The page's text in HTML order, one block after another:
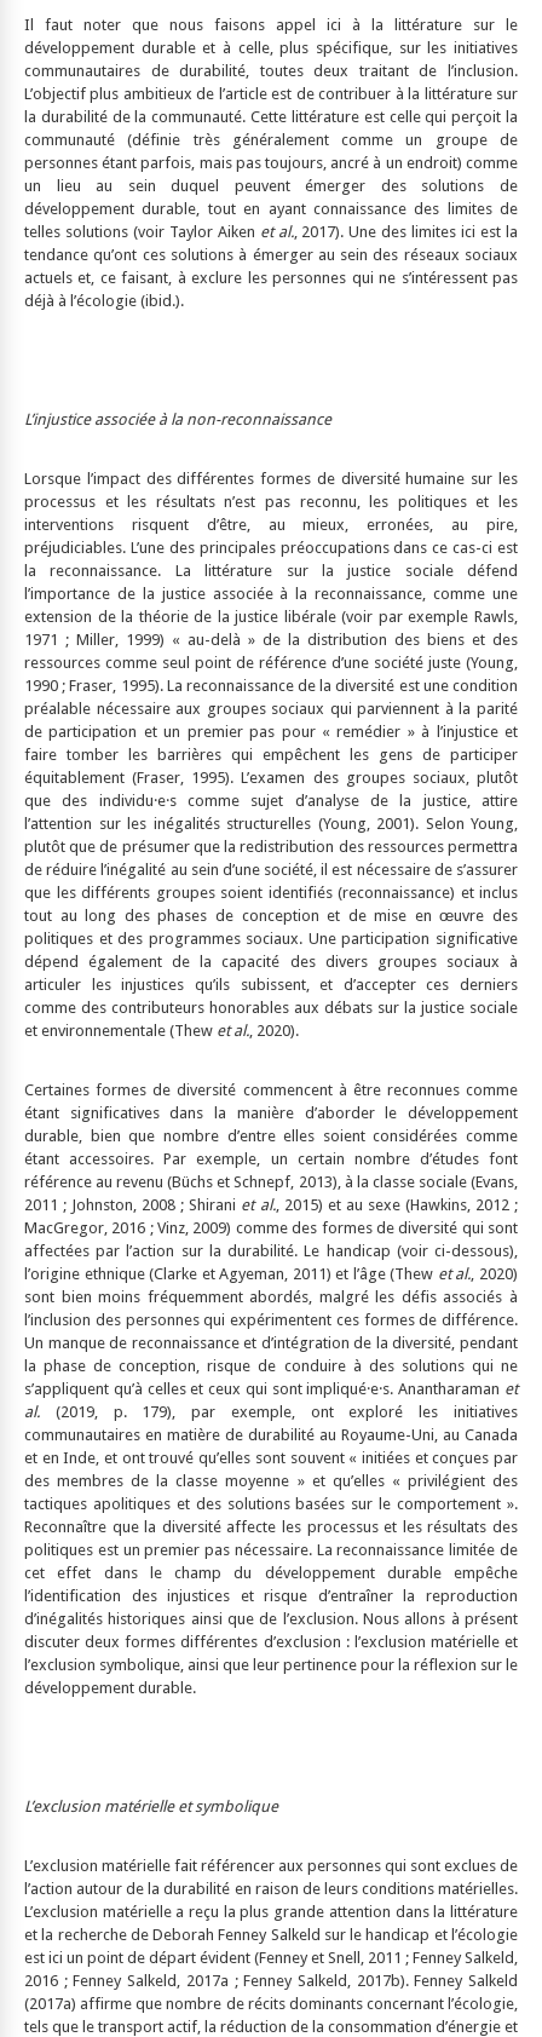
Il faut noter que nous faisons appel ici à la littérature sur le
développement durable et à celle, plus spécifique, sur les initiatives
communautaires de durabilité, toutes deux traitant de l’inclusion.
L’objectif plus ambitieux de l’article est de contribuer à la littérature sur
la durabilité de la communauté. Cette littérature est celle qui perçoit la
communauté (définie très généralement comme un groupe de
personnes étant parfois, mais pas toujours, ancré à un endroit) comme
un lieu au sein duquel peuvent émerger des solutions de
développement durable, tout en ayant connaissance des limites de
telles solutions (voir Taylor Aiken et al., 2017). Une des limites ici est la
tendance qu’ont ces solutions à émerger au sein des réseaux sociaux
actuels et, ce faisant, à exclure les personnes qui ne s’intéressent pas
déjà à l’écologie (ibid.).
L’injustice associée à la non-reconnaissance
Lorsque l’impact des différentes formes de diversité humaine sur les
processus et les résultats n’est pas reconnu, les politiques et les
interventions risquent d’être, au mieux, erronées, au pire,
préjudiciables. L’une des principales préoccupations dans ce cas-ci est
la reconnaissance. La littérature sur la justice sociale défend
l’importance de la justice associée à la reconnaissance, comme une
extension de la théorie de la justice libérale (voir par exemple Rawls,
1971 ; Miller, 1999) « au-delà » de la distribution des biens et des
ressources comme seul point de référence d’une société juste (Young,
1990 ; Fraser, 1995). La reconnaissance de la diversité est une condition
préalable nécessaire aux groupes sociaux qui parviennent à la parité
de participation et un premier pas pour « remédier » à l’injustice et
faire tomber les barrières qui empêchent les gens de participer
équitablement (Fraser, 1995). L’examen des groupes sociaux, plutôt
que des individu·e·s comme sujet d’analyse de la justice, attire
l’attention sur les inégalités structurelles (Young, 2001). Selon Young,
plutôt que de présumer que la redistribution des ressources permettra
de réduire l’inégalité au sein d’une société, il est nécessaire de s’assurer
que les différents groupes soient identifiés (reconnaissance) et inclus
tout au long des phases de conception et de mise en œuvre des
politiques et des programmes sociaux. Une participation significative
dépend également de la capacité des divers groupes sociaux à
articuler les injustices qu’ils subissent, et d’accepter ces derniers
comme des contributeurs honorables aux débats sur la justice sociale
et environnementale (Thew et al., 2020).
Certaines formes de diversité commencent à être reconnues comme
étant significatives dans la manière d’aborder le développement
durable, bien que nombre d’entre elles soient considérées comme
étant accessoires. Par exemple, un certain nombre d’études font
référence au revenu (Büchs et Schnepf, 2013), à la classe sociale (Evans,
2011 ; Johnston, 2008 ; Shirani et al., 2015) et au sexe (Hawkins, 2012 ;
MacGregor, 2016 ; Vinz, 2009) comme des formes de diversité qui sont
affectées par l’action sur la durabilité. Le handicap (voir ci-dessous),
l’origine ethnique (Clarke et Agyeman, 2011) et l’âge (Thew et al., 2020)
sont bien moins fréquemment abordés, malgré les défis associés à
l’inclusion des personnes qui expérimentent ces formes de différence.
Un manque de reconnaissance et d’intégration de la diversité, pendant
la phase de conception, risque de conduire à des solutions qui ne
s’appliquent qu’à celles et ceux qui sont impliqué·e·s. Anantharaman et
al. (2019, p. 179), par exemple, ont exploré les initiatives
communautaires en matière de durabilité au Royaume-Uni, au Canada
et en Inde, et ont trouvé qu’elles sont souvent « initiées et conçues par
des membres de la classe moyenne » et qu’elles « privilégient des
tactiques apolitiques et des solutions basées sur le comportement ».
Reconnaître que la diversité affecte les processus et les résultats des
politiques est un premier pas nécessaire. La reconnaissance limitée de
cet effet dans le champ du développement durable empêche
l’identification des injustices et risque d’entraîner la reproduction
d’inégalités historiques ainsi que de l’exclusion. Nous allons à présent
discuter deux formes différentes d’exclusion : l’exclusion matérielle et
l’exclusion symbolique, ainsi que leur pertinence pour la réflexion sur le
développement durable.
L’exclusion matérielle et symbolique
L’exclusion matérielle fait référencer aux personnes qui sont exclues de
l’action autour de la durabilité en raison de leurs conditions matérielles.
L’exclusion matérielle a reçu la plus grande attention dans la littérature
et la recherche de Deborah Fenney Salkeld sur le handicap et l’écologie
est ici un point de départ évident (Fenney et Snell, 2011 ; Fenney Salkeld,
2016 ; Fenney Salkeld, 2017a ; Fenney Salkeld, 2017b). Fenney Salkeld
(2017a) affirme que nombre de récits dominants concernant l’écologie,
tels que le transport actif, la réduction de la consommation d’énergie et